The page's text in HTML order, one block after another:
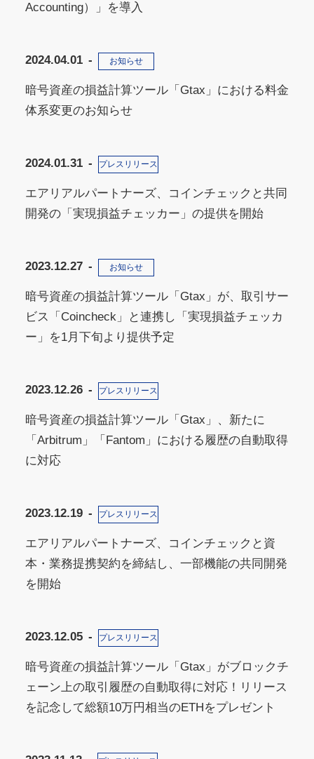
Accounting）」を導入
2024.04.01 お知らせ
暗号資産の損益計算ツール「Gtax」における料金
体系変更のお知らせ
2024.01.31 プレスリリース
エアリアルパートナーズ、コインチェックと共同
開発の「実現損益チェッカー」の提供を開始
2023.12.27 お知らせ
暗号資産の損益計算ツール「Gtax」が、取引サー
ビス「Coincheck」と連携し「実現損益チェッカ
ー」を1月下旬より提供予定
2023.12.26 プレスリリース
暗号資産の損益計算ツール「Gtax」、新たに
「Arbitrum」「Fantom」における履歴の自動取得
に対応
2023.12.19 プレスリリース
エアリアルパートナーズ、コインチェックと資
本・業務提携契約を締結し、一部機能の共同開発
を開始
2023.12.05 プレスリリース
暗号資産の損益計算ツール「Gtax」がブロックチ
ェーン上の取引履歴の自動取得に対応！リリース
を記念して総額10万円相当のETHをプレゼント